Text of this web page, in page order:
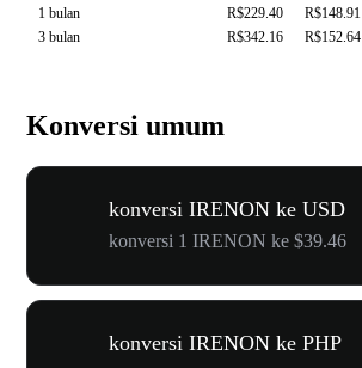
1 bulan
R$229.40 R$148.91
3 bulan
R$342.16 R$152.64
Konversi umum
konversi IRENON ke USD
konversi 1 IRENON ke $39.46
konversi IRENON ke PHP